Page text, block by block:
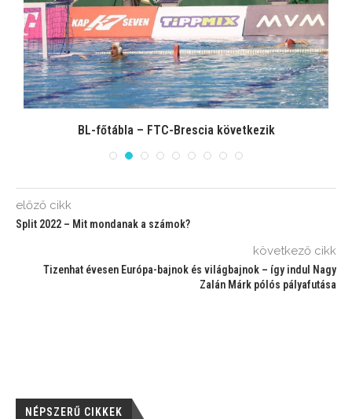
BL-főtábla – FTC-Brescia következik
előző cikk
Split 2022 – Mit mondanak a számok?
következő cikk
Tizenhat évesen Európa-bajnok és világbajnok – így indul Nagy
Zalán Márk pólós pályafutása
NÉPSZERŰ CIKKEK